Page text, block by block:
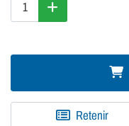
Retenir